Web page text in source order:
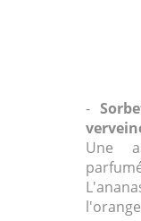
-
Une